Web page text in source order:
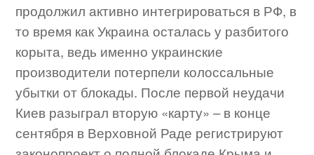
продолжил активно интегрироваться в РФ, в
то время как Украина осталась у разбитого
корыта, ведь именно украинские
производители потерпели колоссальные
убытки от блокады. После первой неудачи
Киев разыграл вторую «карту» – в конце
сентября в Верховной Раде регистрируют